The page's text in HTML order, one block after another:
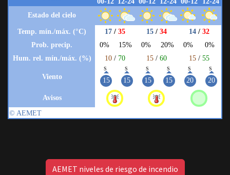
AEMET niveles de riesgo de incendio